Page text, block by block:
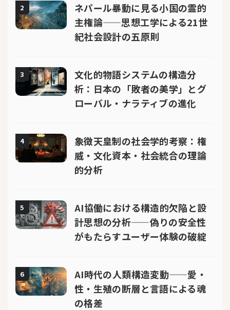
2
ネパール暴動に見る小国の霊的
主権論——思想工学による21世
紀社会設計の五原則
3
文化的物語システムの構造分
析：日本の「敗者の美学」とグ
ローバル・ナラティブの進化
4
象徴天皇制の社会学的考察：権
威・文化資本・社会統合の理論
的分析
5
AI協働における構造的欠陥と設
計思想の分析——偽りの安全性
がもたらすユーザー体験の破綻
6
AI時代の人類構造変動——愛・
性・生殖の断層と言語による魂
の格差